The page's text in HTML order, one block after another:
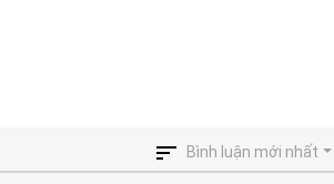
Bình luận mới nhất